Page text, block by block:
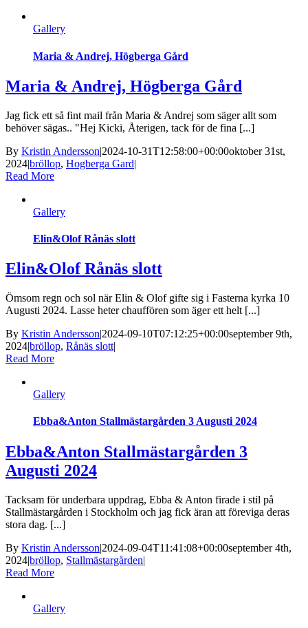
Gallery
Maria & Andrej, Högberga Gård
Maria & Andrej, Högberga Gård
Jag fick ett så fint mail från Maria & Andrej som säger allt som
behöver sägas.. "Hej Kicki, Återigen, tack för de fina [...]
By Kristin Andersson|2024-10-31T12:58:00+00:00oktober 31st,
2024|bröllop, Hogberga Gard|
Read More
Gallery
Elin&Olof Rånäs slott
Elin&Olof Rånäs slott
Ömsom regn och sol när Elin & Olof gifte sig i Fasterna kyrka 10
Augusti 2024. Lasse heter chauffören som äger ett helt [...]
By Kristin Andersson|2024-09-10T07:12:25+00:00september 9th,
2024|bröllop, Rånäs slott|
Read More
Gallery
Ebba&Anton Stallmästargården 3 Augusti 2024
Ebba&Anton Stallmästargården 3
Augusti 2024
Tacksam för underbara uppdrag, Ebba & Anton firade i stil på
Stallmästargården i Stockholm och jag fick äran att föreviga deras
stora dag. [...]
By Kristin Andersson|2024-09-04T11:41:08+00:00september 4th,
2024|bröllop, Stallmästargården|
Read More
Gallery